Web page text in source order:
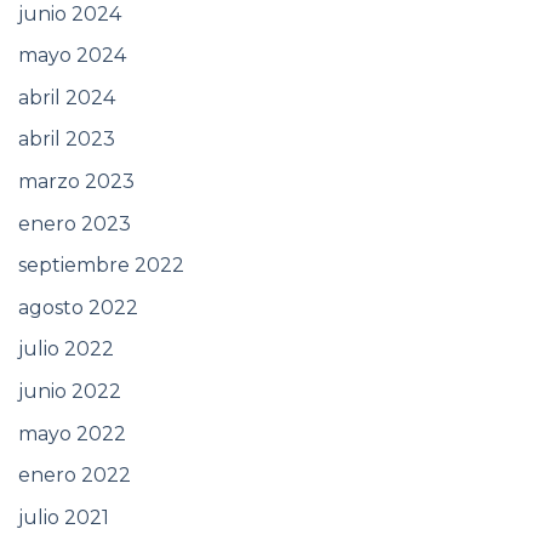
junio 2024
mayo 2024
abril 2024
abril 2023
marzo 2023
enero 2023
septiembre 2022
agosto 2022
julio 2022
junio 2022
mayo 2022
enero 2022
julio 2021